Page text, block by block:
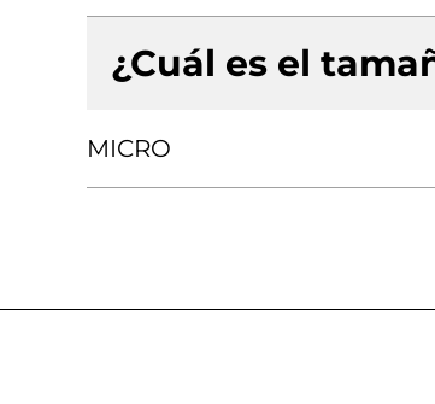
¿Cuál es el
MICRO